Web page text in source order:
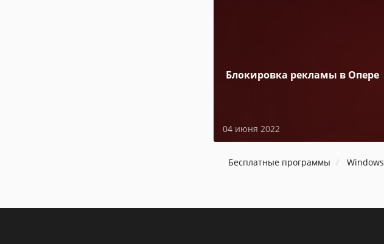
Блокировка рекламы в Опере
04 июня 2022
Бесплатные программы Windows